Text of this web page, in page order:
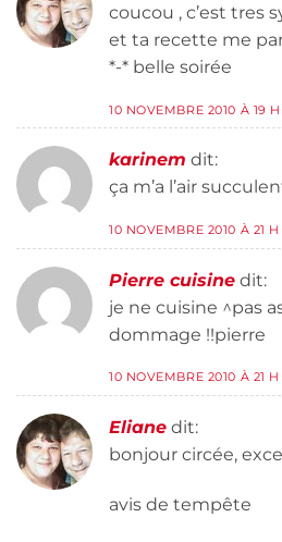
coucou , c’est tres
et ta recette me
*-* belle soirée
10 NOVEMBRE 2010 À 19
karinem dit:
ça m’a l’air
10 NOVEMBRE 2010 À 21
Pierre cuisine dit:
je ne cuisine ^pas
dommage !!pierre
10 NOVEMBRE 2010 À 21
Eliane dit:
bonjour circée,
avis de tempête